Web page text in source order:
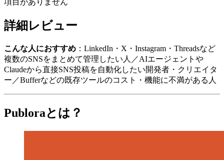
項目がありません
詳細レビュー
こんな人におすすめ ：LinkedIn・X・Instagram・Threadsなど
複数のSNSをまとめて管理したい人／AIエージェントや
Claudeから直接SNS投稿を自動化したい開発者・クリエイタ
ー／Bufferなどの既存ツールのコスト・機能に不満がある人
Publoraとは？